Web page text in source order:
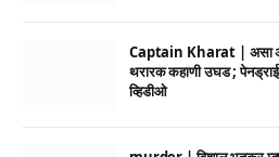
Captain Kharat | असा
थरारक कहाणी उघड ;
व्हिडीओ